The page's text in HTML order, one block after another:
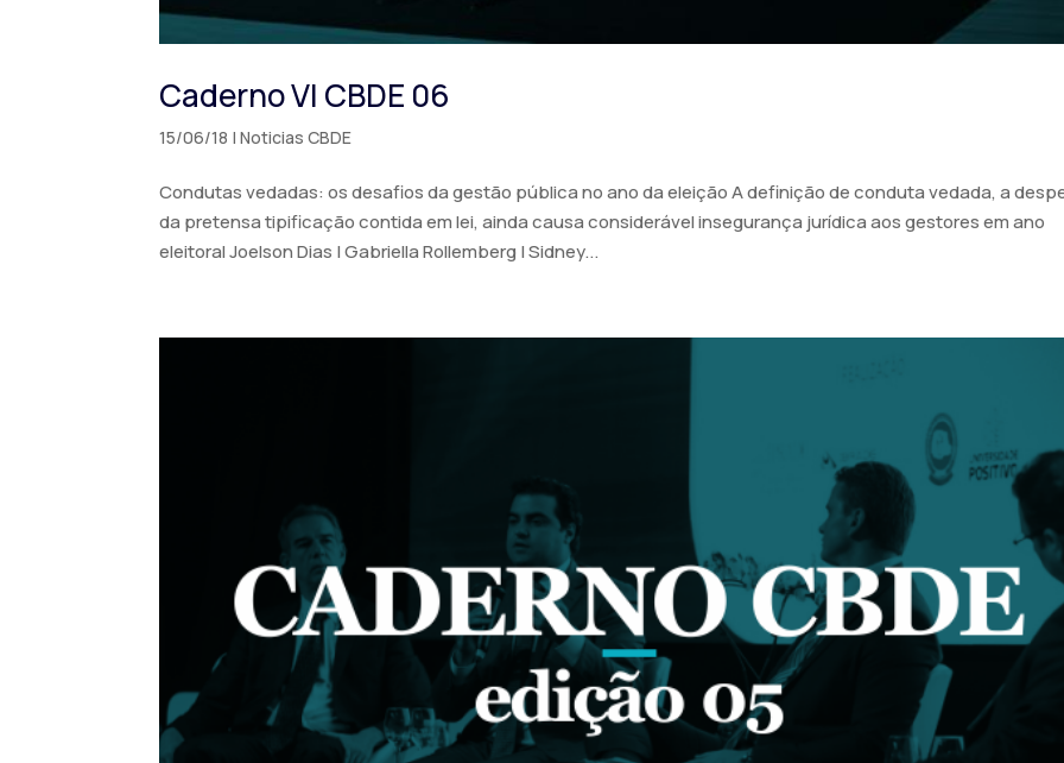
Caderno VI CBDE 06
15/06/18 |Noticias CBDE
Condutas vedadas: os desafios da gestão pública no ano da eleição A definição de conduta vedada, a
da pretensa tipificação contida em lei, ainda causa considerável insegurança jurídica aos gestores em ano
eleitoral Joelson Dias | Gabriella Rollemberg | Sidney...